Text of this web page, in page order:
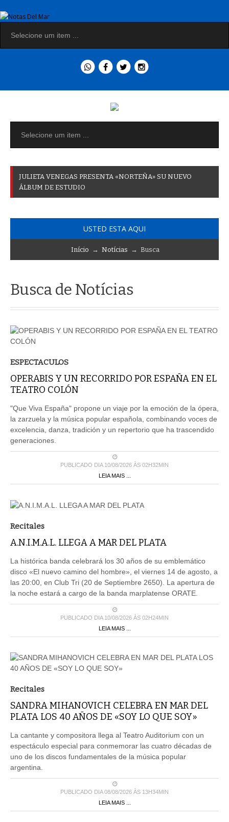
JULIETA VENEGAS PRESENTA «NORTEÑA» SU NUEVO
ÁLBUM DE ESTUDIO
USTED ESTA AQUI
Início → Notícias → Busca
Busca de Notícias
ESPECTACULOS
OPERABIS Y UN RECORRIDO POR ESPAÑA EN EL
TEATRO COLÓN
"Que Viva España" propone un viaje por la emoción de la ópera,
la zarzuela y la música popular española, combinando voces de
excelencia, danza, tradición y un repertorio que ha trascendido
generaciones.
PUBLICADO DIA 10/08/2026 ÀS 02H32MIN
LEIA MAIS ...
Recitales
A.N.I.M.A.L. LLEGA A MAR DEL PLATA
La histórica banda celebrará los 30 años de su emblemático
disco «El nuevo camino del hombre», el viernes 14 de agosto, a
las 20:00, en Club Tri (20 de Septiembre 2650). La apertura de
la noche estará a cargo de la banda marplatense ORATE.
PUBLICADO DIA 10/08/2026 ÀS 02H24MIN
LEIA MAIS ...
Recitales
SANDRA MIHANOVICH CELEBRA EN MAR DEL
PLATA LOS 40 AÑOS DE «SOY LO QUE SOY»
La cantante y compositora llega al Teatro Auditorium con un
espectáculo especial para conmemorar las cuatro décadas de
uno de los discos fundamentales de la música popular
argentina.
PUBLICADO DIA 08/08/2026 ÀS 13H34MIN
LEIA MAIS ...